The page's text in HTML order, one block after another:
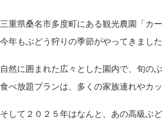
三重県桑名市多度町にある観光農園 「カ
今年もぶどう狩りの季節がやってきました
自然に囲まれた広々とした園内で、旬の
食べ放題プランは、多くの家族連れやカ
そして ２０２５年はなんと、あの高級ぶ